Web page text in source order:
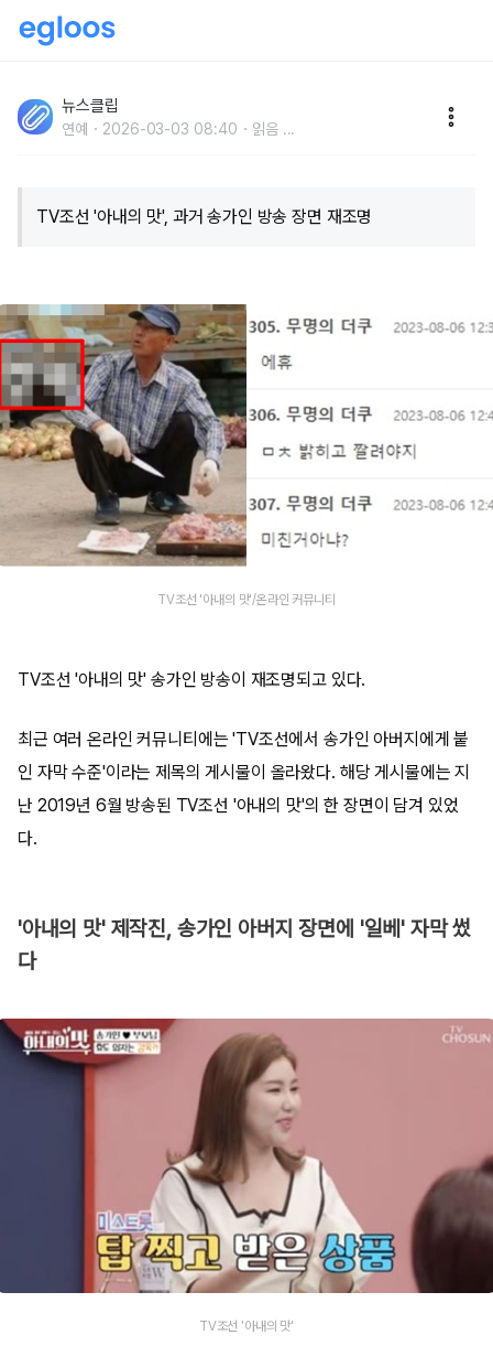
가인 아버지에 썼던 충격 자막
뉴스클립
연예 2026-03-03 08:40 읽음 ...
TV조선 '아내의 맛', 과거 송가인 방송 장면 재조명
TV조선 '아내의 맛'/온라인 커뮤니티
TV조선 '아내의 맛' 송가인 방송이 재조명되고 있다.
최근 여러 온라인 커뮤니티에는 'TV조선에서 송가인 아버지에게 붙
인 자막 수준'이라는 제목의 게시물이 올라왔다. 해당 게시물에는 지
난 2019년 6월 방송된 TV조선 '아내의 맛'의 한 장면이 담겨 있었
다.
'아내의 맛' 제작진, 송가인 아버지 장면에 '일베' 자막 썼
다
TV조선 '아내의 맛'